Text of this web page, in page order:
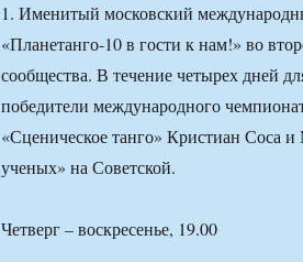
1. Именитый московский
«Планетанго-10 в гости к нам!» во
сообщества. В течение четырех дней
победители международного
«Сценическое танго» Кристиан Соса
ученых» на Советской.
Четверг – воскресенье, 19.00